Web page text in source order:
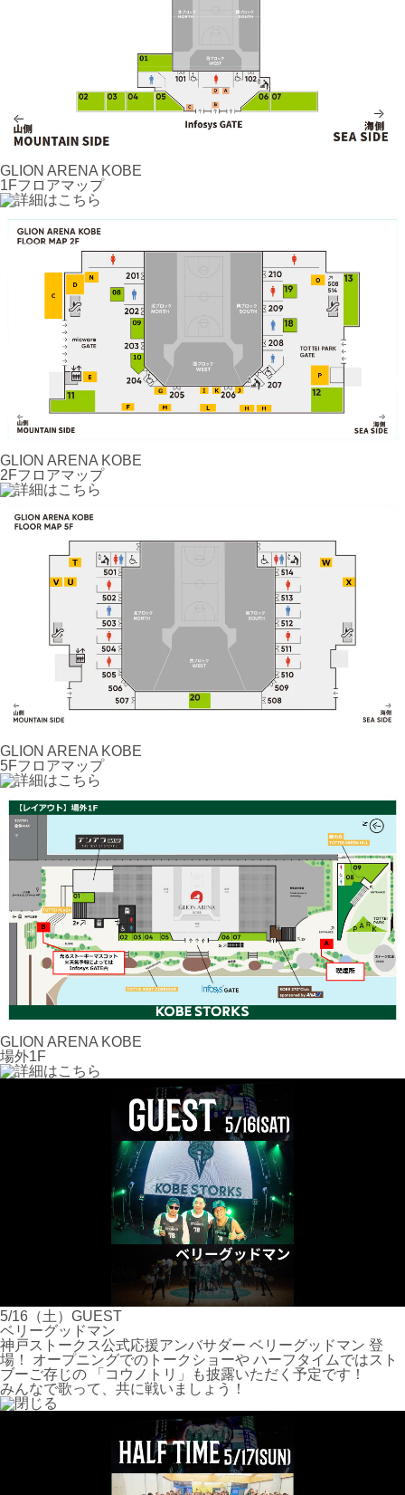
GLION ARENA KOBE
1Fフロアマップ
GLION ARENA KOBE
2Fフロアマップ
GLION ARENA KOBE
5Fフロアマップ
GLION ARENA KOBE
場外1F
5/16（土）GUEST
ベリーグッドマン
神戸ストークス公式応援アンバサダー ベリーグッドマン 登
場！ オープニングでのトークショーや ハーフタイムではスト
ブーご存じの 「コウノトリ」も披露いただく予定です！
みんなで歌って、共に戦いましょう！